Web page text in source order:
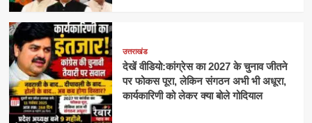
उत्तराखंड
देखें वीडियो:कांग्रेस का 2027 के चुनाव जीतने
पर फोकस पूरा, लेकिन संगठन अभी भी अधूरा,
कार्यकारिणी को लेकर क्या बोले गोदियाल